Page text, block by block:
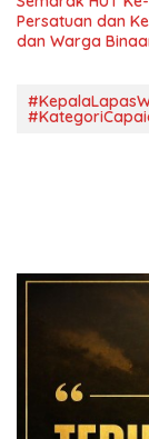
Persatuan dan
dan Warga